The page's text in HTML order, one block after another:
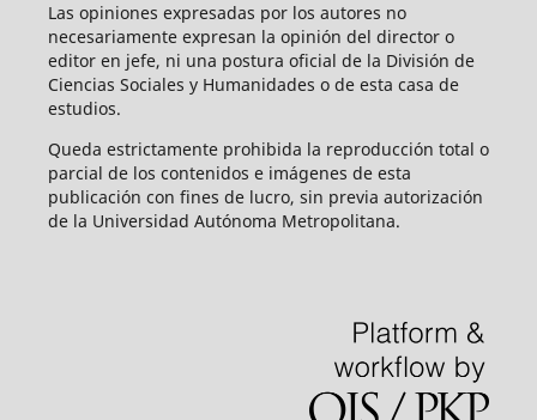
Las opiniones expresadas por los autores no
necesariamente expresan la opinión del director o
editor en jefe, ni una postura oficial de la División de
Ciencias Sociales y Humanidades o de esta casa de
estudios.
Queda estrictamente prohibida la reproducción total o
parcial de los contenidos e imágenes de esta
publicación con fines de lucro, sin previa autorización
de la Universidad Autónoma Metropolitana.